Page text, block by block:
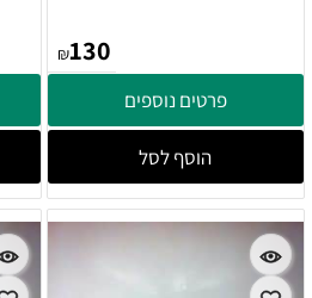
₪130
פרטים נוספים
הוסף לסל